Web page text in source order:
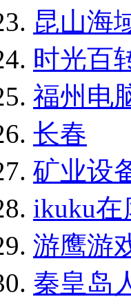
昆山海
时光百
福州电
长春
矿业设
ikuku在
游鹰游
秦皇岛